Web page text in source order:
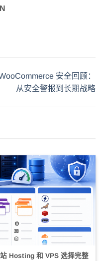
安全回顾：
从安全警报到长期战略
Hosting 和 VPS 选择完整